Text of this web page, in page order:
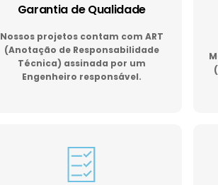
Garantia de Qualidade
Nossos projetos contam com ART
(Anotação de Responsabilidade
Técnica) assinada por um
Engenheiro responsável.